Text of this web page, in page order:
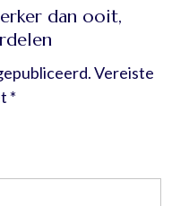
dan ooit,
Vereiste
*